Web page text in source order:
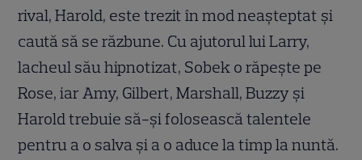
rival, Harold, este trezit în mod neașteptat și
caută să se răzbune. Cu ajutorul lui Larry,
lacheul său hipnotizat, Sobek o răpește pe
Rose, iar Amy, Gilbert, Marshall, Buzzy și
Harold trebuie să-și folosească talentele
pentru a o salva și a o aduce la timp la nuntă.